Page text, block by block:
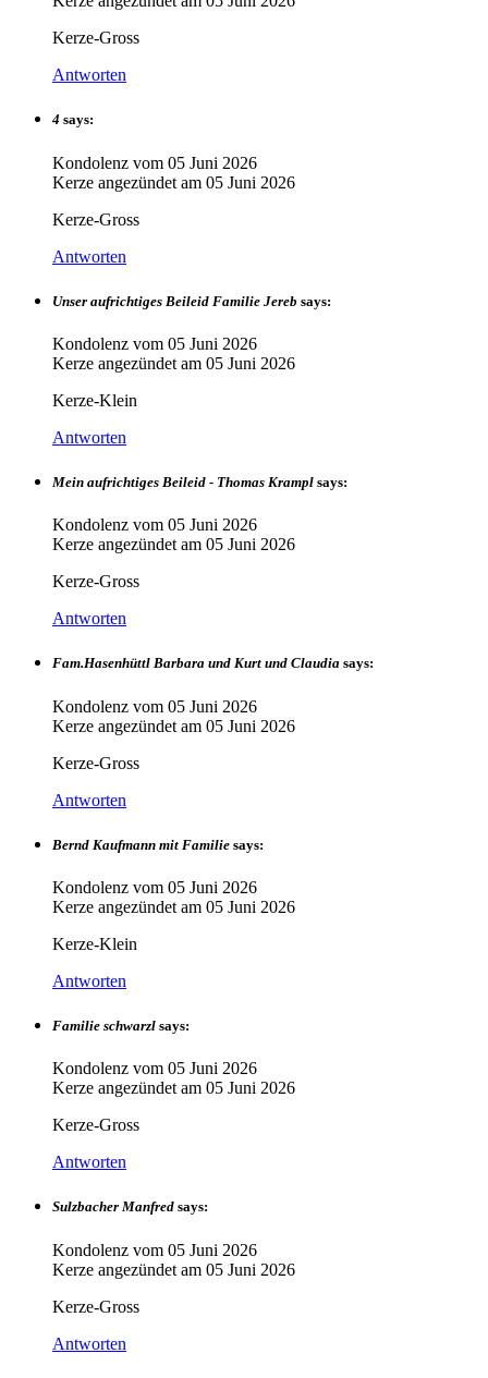
Kerze-Gross
Antworten
4 says:
Kondolenz vom 05 Juni 2026
Kerze angezündet am 05 Juni 2026
Kerze-Gross
Antworten
Unser aufrichtiges Beileid Familie Jereb says:
Kondolenz vom 05 Juni 2026
Kerze angezündet am 05 Juni 2026
Kerze-Klein
Antworten
Mein aufrichtiges Beileid - Thomas Krampl says:
Kondolenz vom 05 Juni 2026
Kerze angezündet am 05 Juni 2026
Kerze-Gross
Antworten
Fam.Hasenhüttl Barbara und Kurt und Claudia says:
Kondolenz vom 05 Juni 2026
Kerze angezündet am 05 Juni 2026
Kerze-Gross
Antworten
Bernd Kaufmann mit Familie says:
Kondolenz vom 05 Juni 2026
Kerze angezündet am 05 Juni 2026
Kerze-Klein
Antworten
Familie schwarzl says:
Kondolenz vom 05 Juni 2026
Kerze angezündet am 05 Juni 2026
Kerze-Gross
Antworten
Sulzbacher Manfred says:
Kondolenz vom 05 Juni 2026
Kerze angezündet am 05 Juni 2026
Kerze-Gross
Antworten